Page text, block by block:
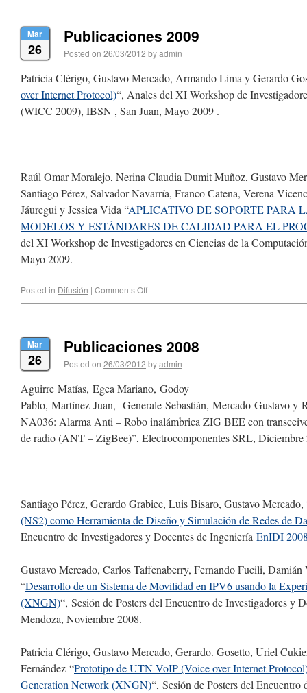
Mar
26
Publicaciones 2009
Posted on 26/03/2012 byadmin
Patricia Clérigo, Gustavo Mercado, Armando Lima y Gerardo
over Internet Protocol)“, Anales del XI Workshop de
(WICC 2009), IBSN , San Juan, Mayo 2009 .
Raúl Omar Moralejo, Nerina Claudia Dumit Muñoz, Gustavo
Santiago Pérez, Salvador Navarría, Franco Catena, Verena
Jáuregui y Jessica Vida “APLICATIVO DE SOPORTE PARA
MODELOS Y ESTÁNDARES DE CALIDAD PARA EL
del XI Workshop de Investigadores en Ciencias de la
Mayo 2009.
Posted in Difusión | Comments Off
Mar
26
Publicaciones 2008
Posted on 26/03/2012 byadmin
Aguirre Matías, Egea Mariano, Godoy
Pablo, Martínez Juan, Generale Sebastián, Mercado Gustavo y
NA036: Alarma Anti – Robo inalámbrica ZIG BEE con
de radio (ANT – ZigBee)”, Electrocomponentes SRL, Diciembre
Santiago Pérez, Gerardo Grabiec, Luis Bisaro, Gustavo Mercado,
(NS2) como Herramienta de Diseñoy Simulación de Redes de
Encuentro de Investigadores y Docentes de Ingeniería EnIDI
Gustavo Mercado, Carlos Taffenaberry, Fernando Fucili,
“Desarrollo de un Sistema de Movilidad en IPV6 usando la
(XNGN)“, Sesión de Posters del Encuentro de Investigadores y
Mendoza, Noviembre 2008.
Patricia Clérigo, Gustavo Mercado, Gerardo. Gosetto, Uriel
Fernández “Prototipo de UTN VoIP (Voice over Internet
Generation Network (XNGN)“, Sesión de Posters del Encuentro